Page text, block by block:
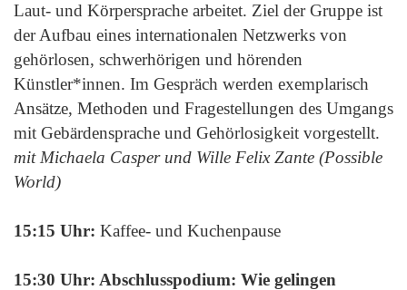
Laut- und Körpersprache arbeitet. Ziel der Gruppe ist
der Aufbau eines internationalen Netzwerks von
gehörlosen, schwerhörigen und hörenden
Künstler*innen. Im Gespräch werden exemplarisch
Ansätze, Methoden und Fragestellungen des Umgangs
mit Gebärdensprache und Gehörlosigkeit vorgestellt.
mit Michaela Casper und Wille Felix Zante (Possible
World)
15:15 Uhr: Kaffee- und Kuchenpause
15:30 Uhr: Abschlusspodium: Wie gelingen